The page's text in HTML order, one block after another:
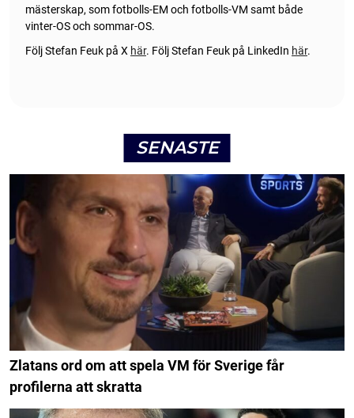
mästerskap, som fotbolls-EM och fotbolls-VM samt både
vinter-OS och sommar-OS.
Följ Stefan Feuk på X här. Följ Stefan Feuk på LinkedIn här.
SENASTE
Zlatans ord om att spela VM för Sverige får
profilerna att skratta